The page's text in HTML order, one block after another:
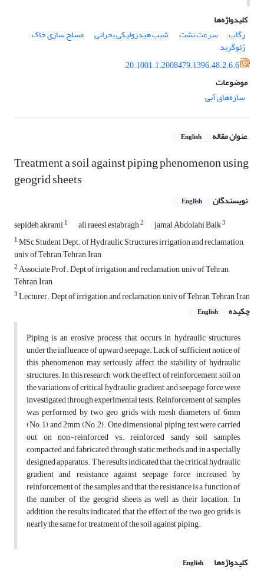
کلیدواژه‌ها
رگاب
سرعت نشت شیب هیدرولیکی بحرانی مسلح سازی خاک
ژئوگرید
20.1001.1.2008479.1396.48.2.6.6
موضوعات
سازه‌های آبی
عنوان مقاله English
Treatment a soil against piping phenomenon using
geogrid sheets
نویسندگان English
sepideh akrami1 ali raeesi estabragh2 jamal Abdolahi Baik3
1MSc Student, Dept. of Hydraulic Structures irrigation and reclamation,
univ of Tehran, Tehran, Iran
2Associate Prof., Dept of irrigation and reclamation, univ of Tehran,
Tehran, Iran
3Lecturer., Dept of irrigation and reclamation, univ of Tehran, Tehran, Iran
چکیده
English
Piping is an erosive process that occurs in hydraulic structures
under the influence of upward seepage. Lack of sufficient notice of
this phenomenon may seriously affect the stability of hydraulic
structures. In this research work the effect of reinforcement soil on
the variations of critical hydraulic gradient and seepage force were
investigated through experimental tests. Reinforcement of samples
was performed by two geo grids with mesh diameters of 6mm
(No.1) and 2mm (No.2). One dimensional piping test were carried
out on non-reinforced vs. reinforced sandy soil samples,
compacted and fabricated through static methods, and in a specially
designed apparatus. The results indicated that the critical hydraulic
gradient and resistance against seepage force increased by
reinforcement of the samples and that the resistance is a function of
the number of the geogrid sheets as well as their location. In
addition, the results indicated that the effect of the two geo grids is
nearly the same for treatment of the soil against piping.
کلیدواژه‌ها English